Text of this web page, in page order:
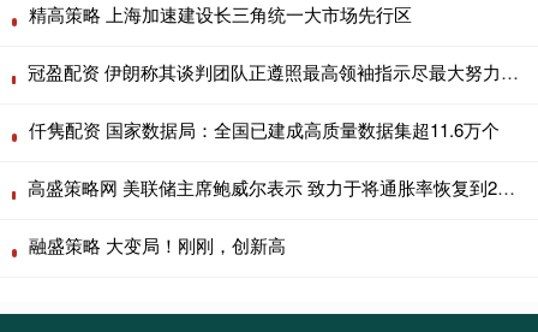
精高策略 上海加速建设长三角统一大市场先行区
冠盈配资 伊朗称其谈判团队正遵照最高领袖指示尽最大努力进行外交斡旋
仟隽配资 国家数据局：全国已建成高质量数据集超11.6万个
高盛策略网 美联储主席鲍威尔表示 致力于将通胀率恢复到2% 努力实现2%的通胀目标可能代价高昂
融盛策略 大变局！刚刚，创新高